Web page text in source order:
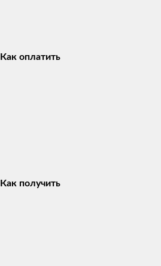
Как оплатить
Как получить